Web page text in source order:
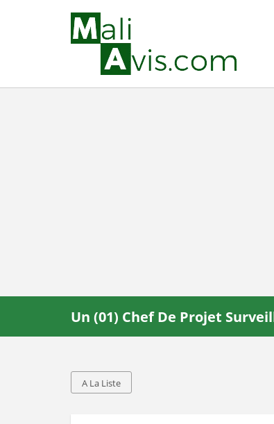
Un (01) Chef De Projet
A La Liste